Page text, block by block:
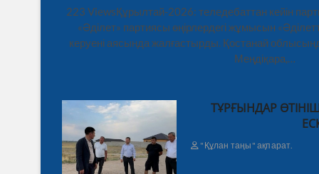
223 ViewsҚұрылтай-2026: теледебаттан кейін
«Әділет» партиясы өңірлердегі жұмысын
керуені аясында жалғастырды. Қостанай
Меңдіқара,…
ТҰРҒЫНДАР
"Құлан таңы" ақпарат.